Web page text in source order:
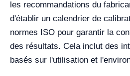
les recommandations du
d'établir un calendrier de
normes ISO pour garantir la
des résultats. Cela inclut des
basés sur l'utilisation et